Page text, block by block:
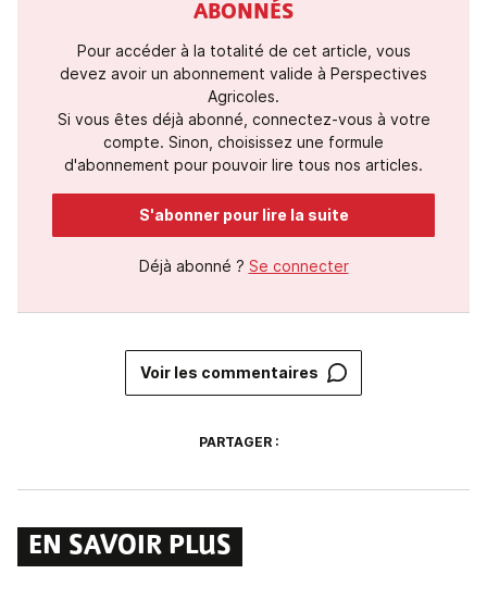
ABONNÉS
Pour accéder à la totalité de cet article, vous
devez avoir un abonnement valide à Perspectives
Agricoles.
Si vous êtes déjà abonné, connectez-vous à votre
compte. Sinon, choisissez une formule
d'abonnement pour pouvoir lire tous nos articles.
S'abonner pour lire la suite
Déjà abonné ? Se connecter
Voir les commentaires
PARTAGER :
EN SAVOIR PLUS